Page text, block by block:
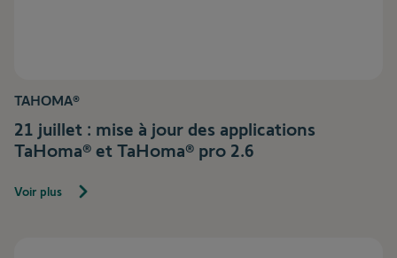
TAHOMA®
21 juillet : mise à jour des applications
TaHoma® et TaHoma® pro 2.6
Voir plus